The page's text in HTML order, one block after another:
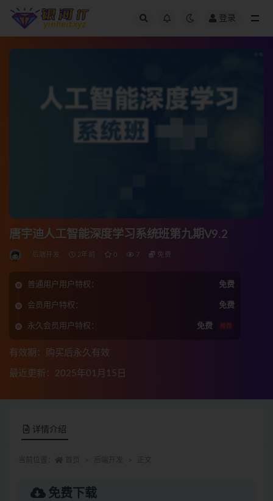
登录
唐宇迪人工智能深度学习系统班第九期V9.2
后端开发 2年前 0 7 免费
普通用户用户特权： 免费
会员用户特权： 免费
永久会员用户特权： 免费 推荐
有效期：购买后永久有效
最近更新：2025年01月15日
详情介绍
免费下载